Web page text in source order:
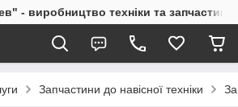
- виробництво техніки та запчастин
Запчастини до навісної техніки